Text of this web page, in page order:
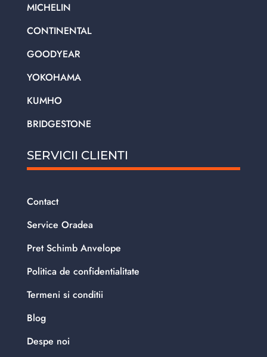
MICHELIN
CONTINENTAL
GOODYEAR
YOKOHAMA
KUMHO
BRIDGESTONE
SERVICII CLIENTI
Contact
Service Oradea
Pret Schimb Anvelope
Politica de confidentialitate
Termeni si conditii
Blog
Despe noi